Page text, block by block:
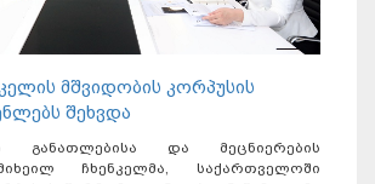
მშვიდობის კორპუსის
შეხვდა
განათლებისა და მეცნიერების
ჩხენკელმა, საქართველოში